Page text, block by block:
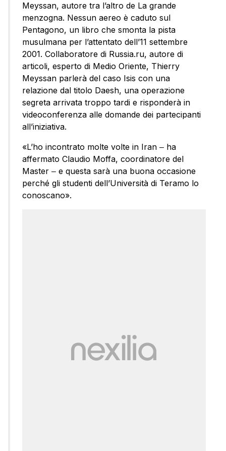
Meyssan, autore tra l’altro de La grande
menzogna. Nessun aereo è caduto sul
Pentagono, un libro che smonta la pista
musulmana per l’attentato dell’11 settembre
2001. Collaboratore di Russia.ru, autore di
articoli, esperto di Medio Oriente, Thierry
Meyssan parlerà del caso Isis con una
relazione dal titolo Daesh, una operazione
segreta arrivata troppo tardi e risponderà in
videoconferenza alle domande dei partecipanti
all’iniziativa.
«L’ho incontrato molte volte in Iran ‒ ha
affermato Claudio Moffa, coordinatore del
Master ‒ e questa sarà una buona occasione
perché gli studenti dell’Università di Teramo lo
conoscano».